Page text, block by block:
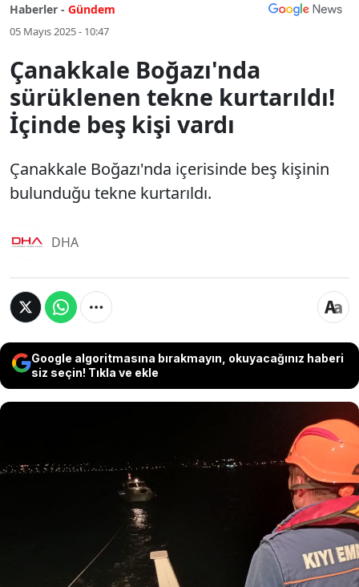
Haberler - Gündem
05 Mayıs 2025 - 10:47
Çanakkale Boğazı'nda
sürüklenen tekne kurtarıldı!
İçinde beş kişi vardı
Çanakkale Boğazı'nda içerisinde beş kişinin
bulunduğu tekne kurtarıldı.
DHA
Google algoritmasına bırakmayın, okuyacağınız haberi
siz seçin! Tıkla ve ekle
Çanakkale Boğazı'nda içerisinde
beş kişinin bulunduğu tekne